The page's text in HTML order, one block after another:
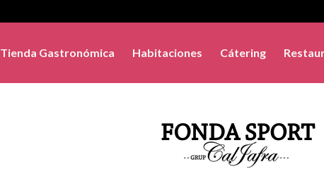
Tienda Gastronómica Habitaciones Cátering